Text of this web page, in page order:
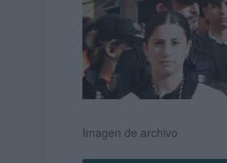
Imagen de archivo